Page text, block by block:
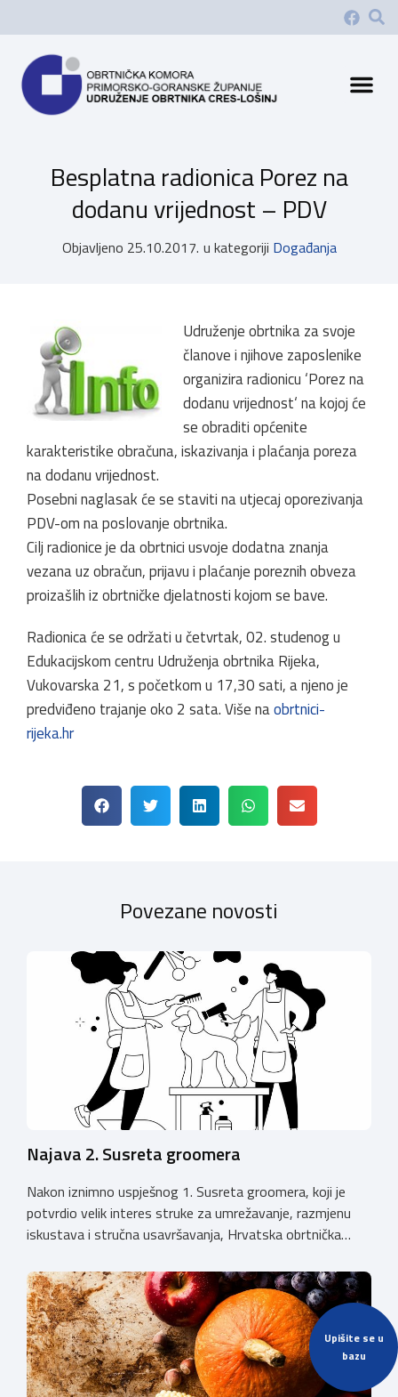
Upišite se u
bazu
Besplatna radionica Porez na
dodanu vrijednost – PDV
Objavljeno 25.10.2017. u kategoriji Događanja
Udruženje obrtnika za svoje
članove i njihove zaposlenike
organizira radionicu ‘Porez na
dodanu vrijednost‘ na kojoj će
se obraditi općenite
karakteristike obračuna, iskazivanja i plaćanja poreza
na dodanu vrijednost.
Posebni naglasak će se staviti na utjecaj oporezivanja
PDV-om na poslovanje obrtnika.
Cilj radionice je da obrtnici usvoje dodatna znanja
vezana uz obračun, prijavu i plaćanje poreznih obveza
proizašlih iz obrtničke djelatnosti kojom se bave.
Radionica će se održati u četvrtak, 02. studenog u
Edukacijskom centru Udruženja obrtnika Rijeka,
Vukovarska 21, s početkom u 17,30 sati, a njeno je
predviđeno trajanje oko 2 sata. Više naobrtnici-
rijeka.hr
Povezane novosti
Najava 2. Susreta groomera
Nakon iznimno uspješnog 1. Susreta groomera, koji je
potvrdio velik interes struke za umrežavanje, razmjenu
iskustava i stručna usavršavanja, Hrvatska obrtnička
održati 12. rujna u Kongresnom centru na Zagrebačkom
velesajmu. Susret će i ove godine okupiti groomere,
stručnjake i zaljubljenike u njegu pasa iz cijele Hrvatske,
[…]